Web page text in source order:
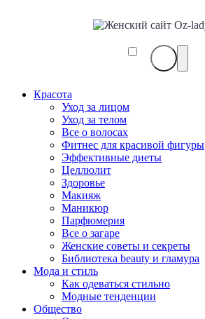
Красота
Уход за лицом
Уход за телом
Все о волосах
Фитнес для красивой фигуры
Эффективные диеты
Целлюлит
Здоровье
Макияж
Маникюр
Парфюмерия
Все о загаре
Женские советы и секреты
Библиотека beauty и гламура
Мода и стиль
Как одеваться стильно
Модные тенденции
Общество